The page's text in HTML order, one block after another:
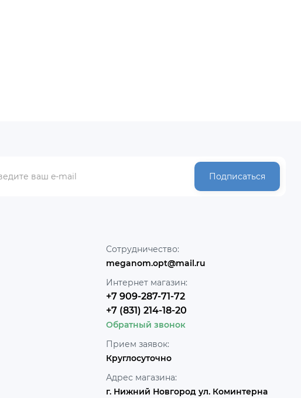
Подписаться
Сотрудничество:
meganom.opt@mail.ru
Интернет магазин:
+7 909-287-71-72
+7 (831) 214-18-20
Обратный звонок
Прием заявок:
Круглосуточно
Адрес магазина:
г. Нижний Новгород ул. Коминтерна